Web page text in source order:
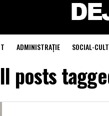
ADMINISTRAŢIE SOCIAL-
posts